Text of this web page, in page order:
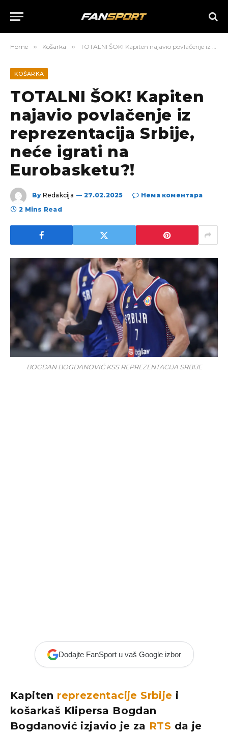
Home » Košarka » TOTALNI ŠOK! Kapiten najavio povlačenje iz reprezentacija Srbije, neće igrati na Eurobasketu?!
KOŠARKA
TOTALNI ŠOK! Kapiten
najavio povlačenje iz
reprezentacija Srbije,
neće igrati na
Eurobasketu?!
By Redakcija 27.02.2025
Нема коментара
2 Mins Read
BOGDAN BOGDANOVIĆ KSS REPREZENTACIJA SRBIJE
Dodajte FanSport u vaš Google izbor
Kapiten reprezentacije Srbije i
košarkaš Klipersa Bogdan
Bogdanović izjavio je za RTS da je